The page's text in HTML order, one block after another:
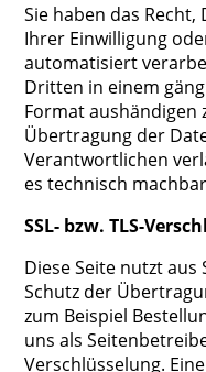
Sie haben das
Ihrer Einwilligung
automatisiert
Dritten in einem
Format aushändigen
Übertragung der
Verantwortlichen
es technisch
SSL- bzw. TLS-
Diese Seite nutzt
Schutz der
zum Beispiel
uns als
Verschlüsselung.